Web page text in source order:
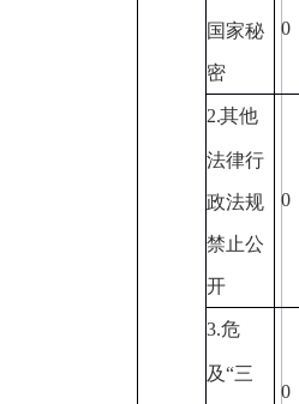
国家秘
密
0
2.其他
法律行
政法规
禁止公
开
0
3.危
及“三
0